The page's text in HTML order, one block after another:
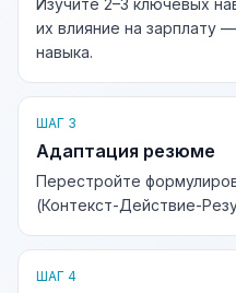
Изучите 2–3 ключевых
их влияние на зарплату
навыка.
ШАГ 3
Адаптация резюме
Перестройте
(Контекст-Действие-
ШАГ 4